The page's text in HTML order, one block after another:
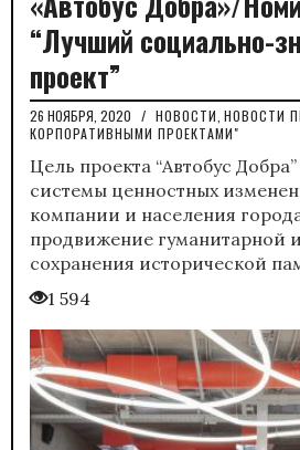
“Лучший социально-
проект”
26 НОЯБРЯ, 2020 / НОВОСТИ НОВОСТИ
КОРПОРАТИВНЫМИ ПРОЕКТАМИ"
Цель проекта “Автобус
системы ценностных
компании и населения
продвижение гуманитарной
сохранения исторической
1 594